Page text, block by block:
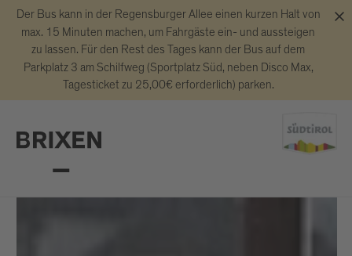
Der Bus kann in der Regensburger Allee einen kurzen Halt von
max. 15 Minuten machen, um Fahrgäste ein- und aussteigen
zu lassen. Für den Rest des Tages kann der Bus auf dem
Parkplatz 3 am Schilfweg (Sportplatz Süd, neben Disco Max,
Tagesticket zu 25,00€ erforderlich) parken.